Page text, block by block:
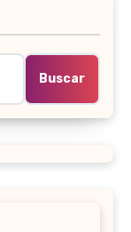
Buscar